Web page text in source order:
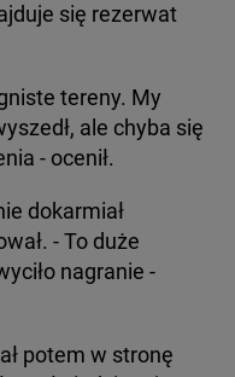
się rezerwat
tereny. My
ale chyba się
- ocenił.
dokarmiał
- To duże
nagranie -
potem w stronę